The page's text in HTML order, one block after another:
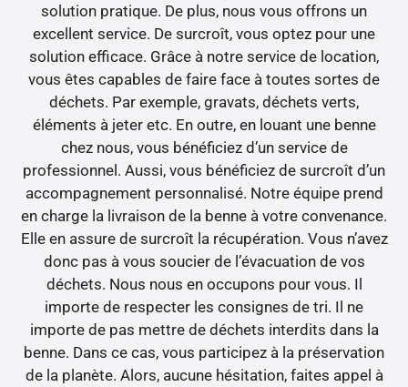
solution pratique. De plus, nous vous offrons un
excellent service. De surcroît, vous optez pour une
solution efficace. Grâce à notre service de location,
vous êtes capables de faire face à toutes sortes de
déchets. Par exemple, gravats, déchets verts,
éléments à jeter etc. En outre, en louant une benne
chez nous, vous bénéficiez d’un service de
professionnel. Aussi, vous bénéficiez de surcroît d’un
accompagnement personnalisé. Notre équipe prend
en charge la livraison de la benne à votre convenance.
Elle en assure de surcroît la récupération. Vous n’avez
donc pas à vous soucier de l’évacuation de vos
déchets. Nous nous en occupons pour vous. Il
importe de respecter les consignes de tri. Il ne
importe de pas mettre de déchets interdits dans la
benne. Dans ce cas, vous participez à la préservation
de la planète. Alors, aucune hésitation, faites appel à